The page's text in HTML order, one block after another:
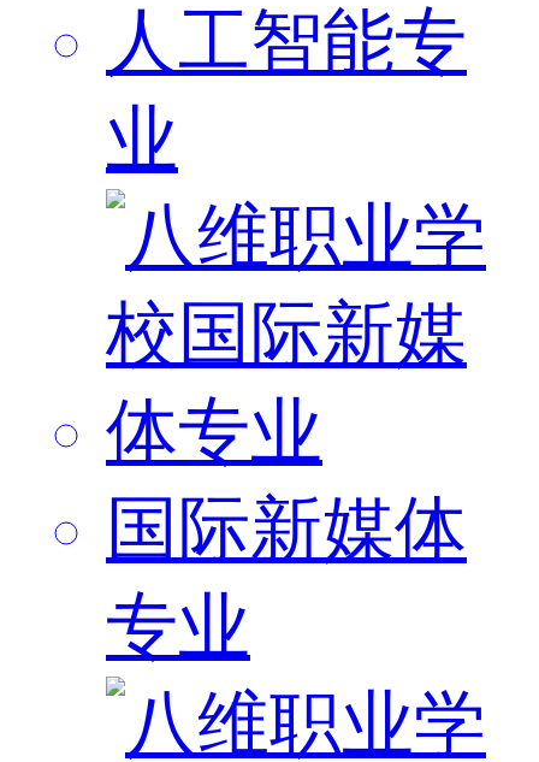
人工智能专
业
国际新媒体
专业